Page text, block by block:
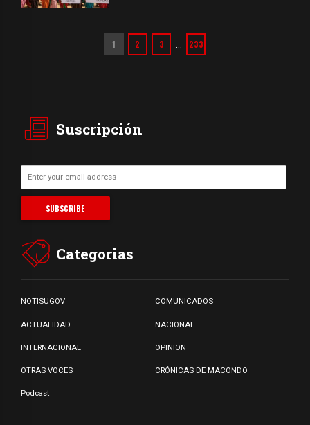
1 2 3 233
Suscripción
Categorias
NOTISUGOV COMUNICADOS
ACTUALIDAD NACIONAL
INTERNACIONAL OPINION
OTRAS VOCES CRÓNICAS DE MACONDO
Podcast